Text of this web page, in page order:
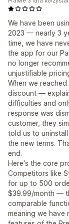
We have been
2023 — nearly 3
time, we have
the app for our
no longer
unjustifiable
When we
discount —
difficulties and
response was
customer, they
told us to
the new terms.
end.
Here's the core
Competitors like
for up to 500
$39.99/month —
comparable
meaning we have